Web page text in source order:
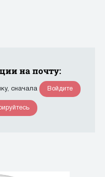
на почту:
сначала Войдите